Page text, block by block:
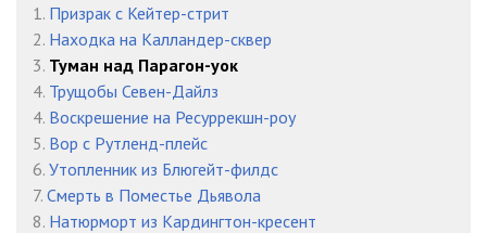
03_023
03_024
03_025
03_026
03_027
1. Призрак с Кейтер-стрит
2. Находка на Калландер-сквер
3. Туман над Парагон-уок
4. Трущобы Севен-Дайлз
4. Воскрешение на Ресуррекшн-роу
5. Вор с Рутленд-плейс
6. Утопленник из Блюгейт-филдс
7. Смерть в Поместье Дьявола
8. Натюрморт из Кардингтон-кресент